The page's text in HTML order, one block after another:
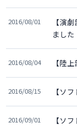
2016/08/01
【演
ました
2016/08/04 【陸
2016/08/15 【ソ
2016/09/01 【ソ